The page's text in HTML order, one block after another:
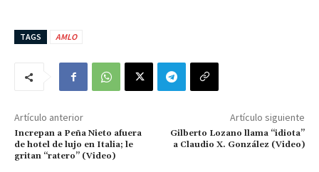
TAGS AMLO
Artículo anterior
Increpan a Peña Nieto afuera
de hotel de lujo en Italia; le
gritan “ratero” (Video)
Artículo siguiente
Gilberto Lozano llama “idiota”
a Claudio X. González (Video)